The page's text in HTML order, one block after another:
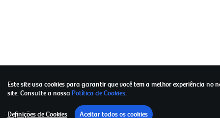
Este site usa cookies para garantir que você tem a melhor experiência no
site.Consulte a nossa Política de Cookies.
Definições de Cookies Aceitar todos os cookies